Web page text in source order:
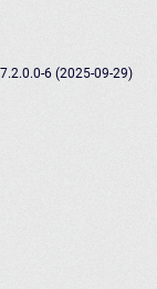
6 (2025-09-29)